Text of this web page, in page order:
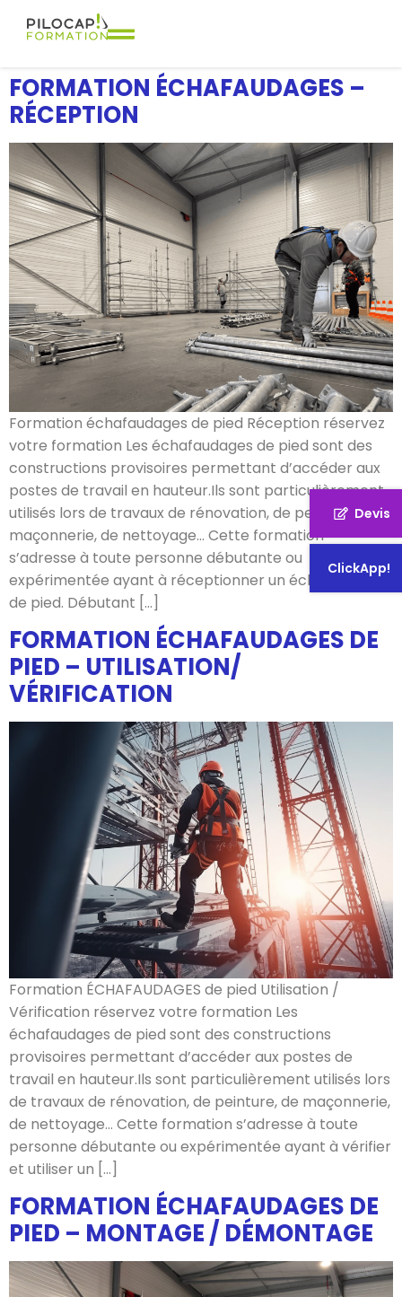
Devis
ClickApp!
FORMATION ÉCHAFAUDAGES –
RÉCEPTION
Formation échafaudages de pied Réception réservez
votre formation Les échafaudages de pied sont des
constructions provisoires permettant d’accéder aux
postes de travail en hauteur.Ils sont particulièrement
utilisés lors de travaux de rénovation, de peinture, de
maçonnerie, de nettoyage… Cette formation
s’adresse à toute personne débutante ou
expérimentée ayant à réceptionner un échafaudage
de pied. Débutant […]
FORMATION ÉCHAFAUDAGES DE
PIED – UTILISATION/
VÉRIFICATION
Formation ÉCHAFAUDAGES de pied Utilisation /
Vérification réservez votre formation Les
échafaudages de pied sont des constructions
provisoires permettant d’accéder aux postes de
travail en hauteur.Ils sont particulièrement utilisés lors
de travaux de rénovation, de peinture, de maçonnerie,
de nettoyage… Cette formation s’adresse à toute
personne débutante ou expérimentée ayant à vérifier
et utiliser un […]
FORMATION ÉCHAFAUDAGES DE
PIED – MONTAGE / DÉMONTAGE